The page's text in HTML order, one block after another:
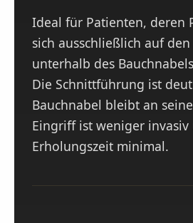
Ideal für Patienten, deren
sich ausschließlich auf den
unterhalb des
Die Schnittführung ist
Bauchnabel bleibt an
Eingriff ist weniger invasiv
Erholungszeit minimal.